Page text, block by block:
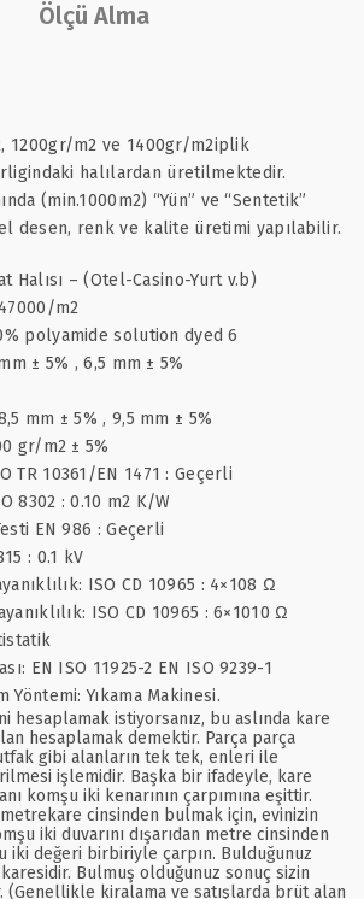
Ölçü Alma
1200gr/m2 ve 1400gr/m2iplik
halılardan üretilmektedir.
(min.1000m2) “Yün” ve “Sentetik”
desen, renk ve kalite üretimi yapılabilir.
Halısı – (Otel-Casino-Yurt v.b)
m2
polyamide solution dyed 6
± 5% , 6,5 mm ± 5%
mm ± 5% , 9,5 mm ± 5%
gr/m2 ± 5%
TR 10361/EN 1471 : Geçerli
8302 : 0.10 m2 K/W
EN 986 : Geçerli
: 0.1 kV
ISO CD 10965 : 4×108 Ω
ISO CD 10965 : 6×1010 Ω
EN ISO 11925-2 EN ISO 9239-1
Yöntemi: Yıkama Makinesi.
hesaplamak istiyorsanız, bu aslında kare
hesaplamak demektir. Parça parça
gibi alanların tek tek, enleri ile
işlemidir. Başka bir ifadeyle, kare
komşu iki kenarının çarpımına eşittir.
metrekare cinsinden bulmak için, evinizin
iki duvarını dışarıdan metre cinsinden
iki değeri birbiriyle çarpın. Bulduğunuz
Bulmuş olduğunuz sonuç sizin
(Genellikle kiralama ve satışlarda brüt alan